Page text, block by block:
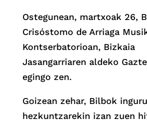
Ostegunean, martxoak 26,
Crisóstomo de Arriaga
Kontserbatorioan, Bizkaia
Jasangarriaren aldeko
egingo zen.
Goizean zehar, Bilbok
hezkuntzarekin izan zuen